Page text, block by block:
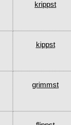
krippst
kippst
grimmst